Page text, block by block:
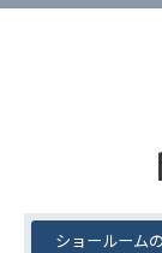
ショールーム